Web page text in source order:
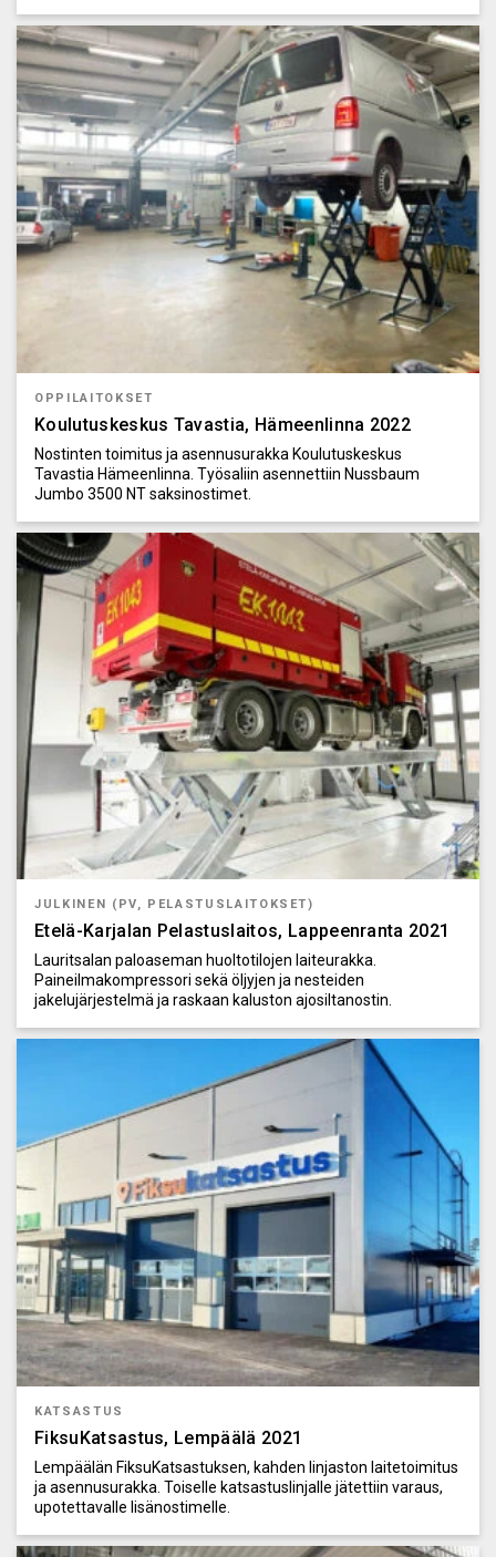
OPPILAITOKSET
Koulutuskeskus Tavastia, Hämeenlinna 2022
Nostinten toimitus ja asennusurakka Koulutuskeskus
Tavastia Hämeenlinna. Työsaliin asennettiin Nussbaum
Jumbo 3500 NT saksinostimet.
JULKINEN (PV, PELASTUSLAITOKSET)
Etelä-Karjalan Pelastuslaitos, Lappeenranta 2021
Lauritsalan paloaseman huoltotilojen laiteurakka.
Paineilmakompressori sekä öljyjen ja nesteiden
jakelujärjestelmä ja raskaan kaluston ajosiltanostin.
KATSASTUS
FiksuKatsastus, Lempäälä 2021
Lempäälän FiksuKatsastuksen, kahden linjaston laitetoimitus
ja asennusurakka. Toiselle katsastuslinjalle jätettiin varaus,
upotettavalle lisänostimelle.